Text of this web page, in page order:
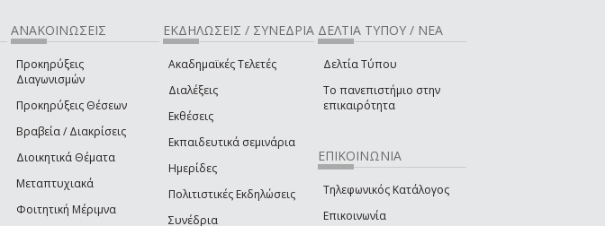
ΑΝΑΚΟΙΝΩΣΕΙΣ
Προκηρύξεις
Διαγωνισμών
Προκηρύξεις Θέσεων
Βραβεία / Διακρίσεις
Διοικητικά Θέματα
Μεταπτυχιακά
Φοιτητική Μέριμνα
ΕΚΔΗΛΩΣΕΙΣ / ΣΥΝΕΔΡΙΑ
Ακαδημαϊκές Τελετές
Διαλέξεις
Εκθέσεις
Εκπαιδευτικά σεμινάρια
Ημερίδες
Πολιτιστικές Εκδηλώσεις
Συνέδρια
ΔΕΛΤΙΑ ΤΥΠΟΥ / ΝΕΑ
Δελτία Τύπου
Το πανεπιστήμιο στην
επικαιρότητα
ΕΠΙΚΟΙΝΩΝΙΑ
Τηλεφωνικός Κατάλογος
Επικοινωνία